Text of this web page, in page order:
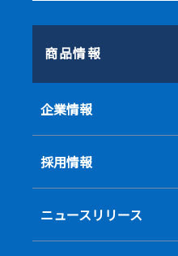
企業情報
採用情報
ニュースリリース
商品情報